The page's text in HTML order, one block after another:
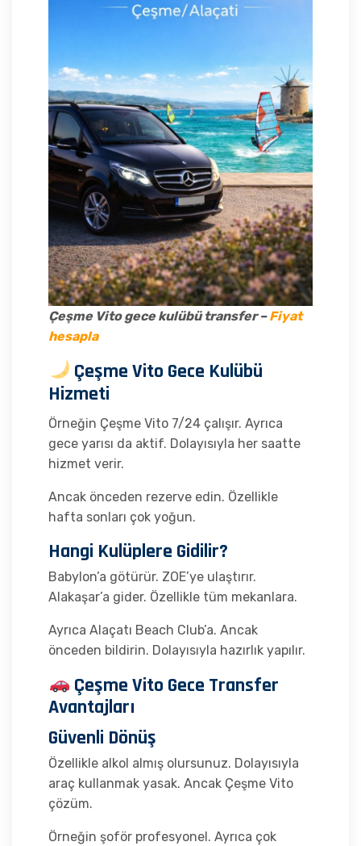
Çeşme Vito gece kulübü transfer –Fiyat
hesapla
Çeşme Vito Gece Kulübü
Hizmeti
Örneğin Çeşme Vito 7/24 çalışır. Ayrıca
gece yarısı da aktif. Dolayısıyla her saatte
hizmet verir.
Ancak önceden rezerve edin. Özellikle
hafta sonları çok yoğun.
Hangi Kulüplere Gidilir?
Babylon’a götürür. ZOE’ye ulaştırır.
Alakaşar’a gider. Özellikle tüm mekanlara.
Ayrıca Alaçatı Beach Club’a. Ancak
önceden bildirin. Dolayısıyla hazırlık yapılır.
Çeşme Vito Gece Transfer
Avantajları
Güvenli Dönüş
Özellikle alkol almış olursunuz. Dolayısıyla
araç kullanmak yasak. Ancak Çeşme Vito
çözüm.
Örneğin şoför profesyonel. Ayrıca çok